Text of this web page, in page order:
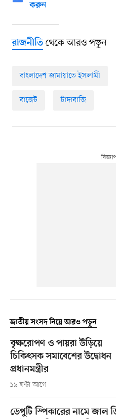
করুন
রাজনীতিথেকে আরও পড়ুন
বাংলাদেশ জামায়াতে ইসলামী
বাজেট চাঁদাবাজি
জাতীয় সংসদ নিয়ে আরও পড়ুন
বৃক্ষরোপণ ও পায়রা উড়িয়ে
চিকিৎসক সমাবেশের উদ্বোধন
প্রধানমন্ত্রীর
১৯ ঘণ্টা আগে
ডেপুটি স্পিকারের নামে জাল